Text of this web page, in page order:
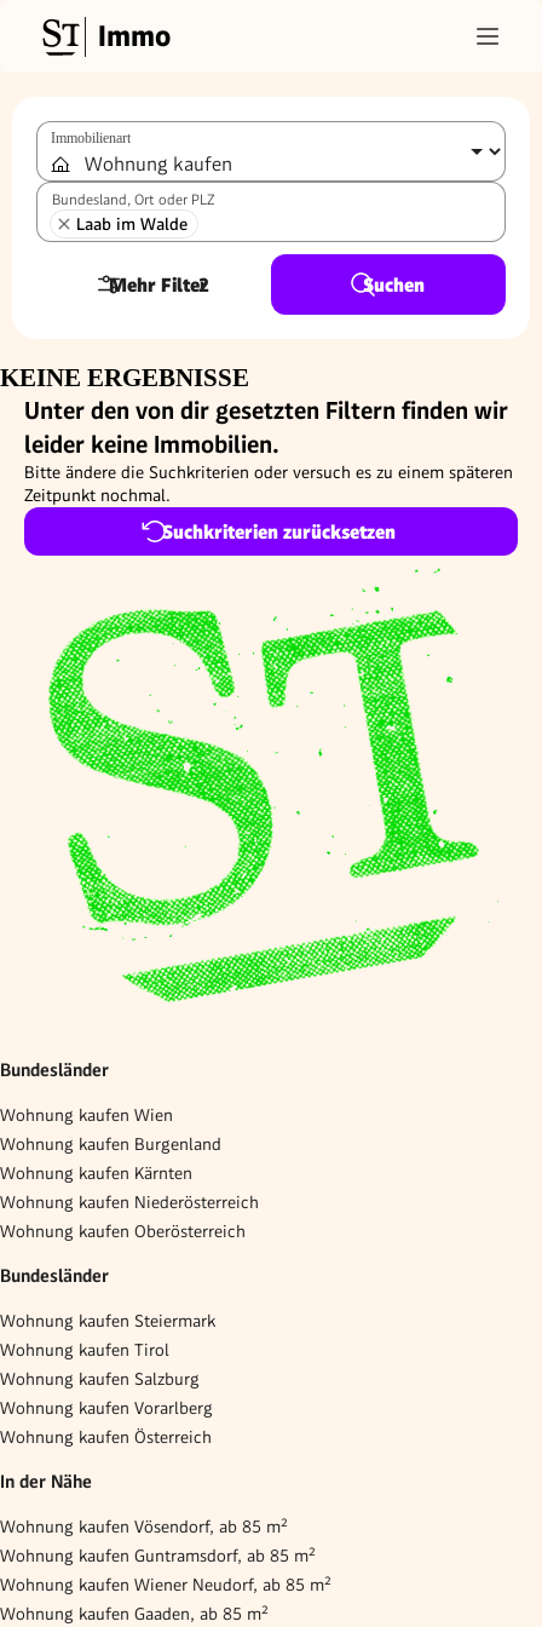
Immo
Immobilienart
Bundesland, Ort oder PLZ
Laab im Walde
Mehr Filter
2 Suchen
KEINE ERGEBNISSE
Unter den von dir gesetzten Filtern finden wir
leider keine Immobilien.
Bitte ändere die Suchkriterien oder versuch es zu einem späteren
Zeitpunkt nochmal.
Suchkriterien zurücksetzen
Bundesländer
Wohnung kaufen Wien
Wohnung kaufen Burgenland
Wohnung kaufen Kärnten
Wohnung kaufen Niederösterreich
Wohnung kaufen Oberösterreich
Bundesländer
Wohnung kaufen Steiermark
Wohnung kaufen Tirol
Wohnung kaufen Salzburg
Wohnung kaufen Vorarlberg
Wohnung kaufen Österreich
In der Nähe
Wohnung kaufen Vösendorf, ab 85 m²
Wohnung kaufen Guntramsdorf, ab 85 m²
Wohnung kaufen Wiener Neudorf, ab 85 m²
Wohnung kaufen Gaaden, ab 85 m²